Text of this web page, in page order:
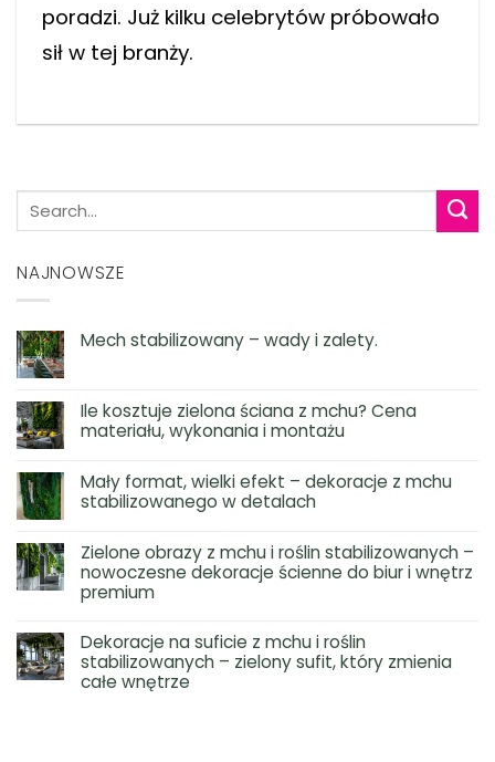
poradzi. Już kilku celebrytów próbowało
sił w tej branży.
NAJNOWSZE
Mech stabilizowany – wady i zalety.
Ile kosztuje zielona ściana z mchu? Cena
materiału, wykonania i montażu
Mały format, wielki efekt – dekoracje z mchu
stabilizowanego w detalach
Zielone obrazy z mchu i roślin stabilizowanych –
nowoczesne dekoracje ścienne do biur i wnętrz
premium
Dekoracje na suficie z mchu i roślin
stabilizowanych – zielony sufit, który zmienia
całe wnętrze